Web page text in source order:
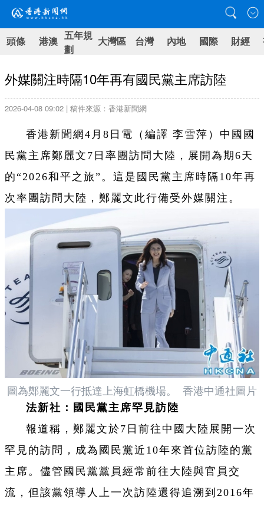
頭條 港澳 五年規
劃
大灣區 台灣 內地 國際 財經
外媒關注時隔10年再有國民黨主席訪陸
2026-04-08 09:02 | 稿件來源：香港新聞網
香港新聞網4月8日電（編譯 李雪萍）中國國
民黨主席鄭麗文7日率團訪問大陸，展開為期6天
的“2026和平之旅”。這是國民黨主席時隔10年再
次率團訪問大陸，鄭麗文此行備受外媒關注。
圖為鄭麗文一行抵達上海虹橋機場。 香港中通社圖片
法新社：國民黨主席罕見訪陸
報道稱，鄭麗文於7日前往中國大陸展開一次
罕見的訪問，成為國民黨近10年來首位訪陸的黨
主席。儘管國民黨黨員經常前往大陸與官員交
流，但該黨領導人上一次訪陸還得追溯到2016年